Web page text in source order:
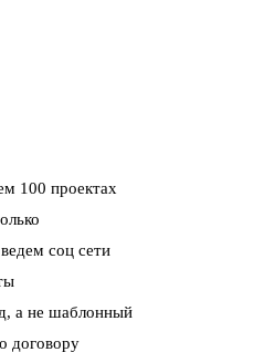
100 проектах
соц сети
а не шаблонный
договору